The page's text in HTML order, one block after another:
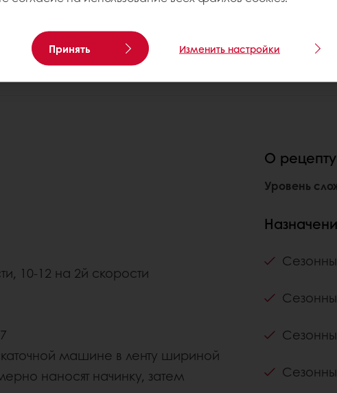
10-12 на 2й скорости
машине в ленту шириной
наносят начинку, затем
О
Уровень
Принять Изменить настройки